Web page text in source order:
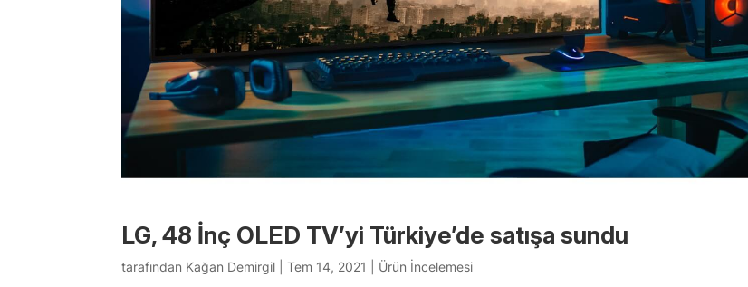
LG, 48 İnç OLED TV’yi Türkiye’de satışa sundu
tarafından Kağan Demirgil |Tem 14, 2021 Ürün İncelemesi